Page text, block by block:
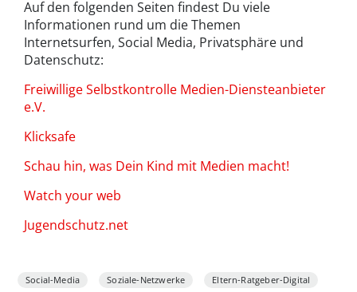
Auf den folgenden Seiten findest Du viele
Informationen rund um die Themen
Internetsurfen, Social Media, Privatsphäre und
Datenschutz:
Freiwillige Selbstkontrolle Medien-Diensteanbieter
e.V.
Klicksafe
Schau hin, was Dein Kind mit Medien macht!
Watch your web
Jugendschutz.net
Social-Media Soziale-Netzwerke Eltern-Ratgeber-Digital